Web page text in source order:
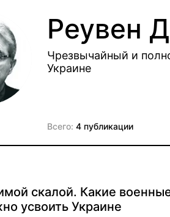
Реувен
Чрезвычайный и
Украине
Всего: 4 публикации
скалой. Какие
усвоить Украине